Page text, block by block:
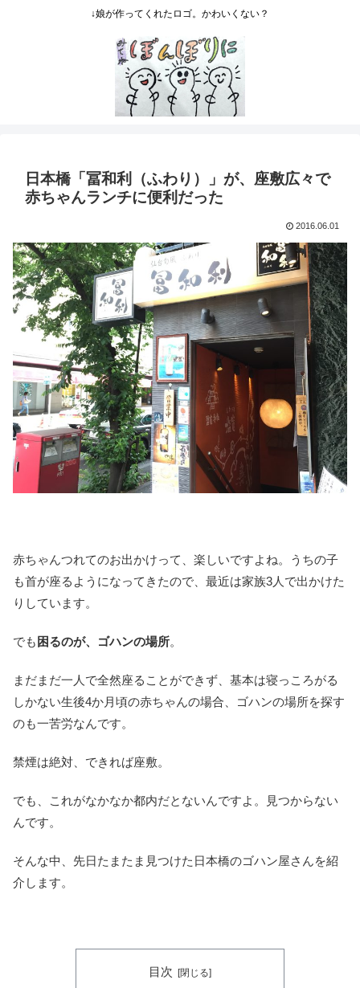
↓娘が作ってくれたロゴ。かわいくない？
日本橋「冨和利（ふわり）」が、座敷広々で
赤ちゃんランチに便利だった
2016.06.01
赤ちゃんつれてのお出かけって、楽しいですよね。うちの子
も首が座るようになってきたので、最近は家族3人で出かけた
りしています。
でも 困るのが、ゴハンの場所。
まだまだ一人で全然座ることができず、基本は寝っころがる
しかない生後4か月頃の赤ちゃんの場合、ゴハンの場所を探す
のも一苦労なんです。
禁煙は絶対、できれば座敷。
でも、これがなかなか都内だとないんですよ。見つからない
んです。
そんな中、先日たまたま見つけた日本橋のゴハン屋さんを紹
介します。
目次